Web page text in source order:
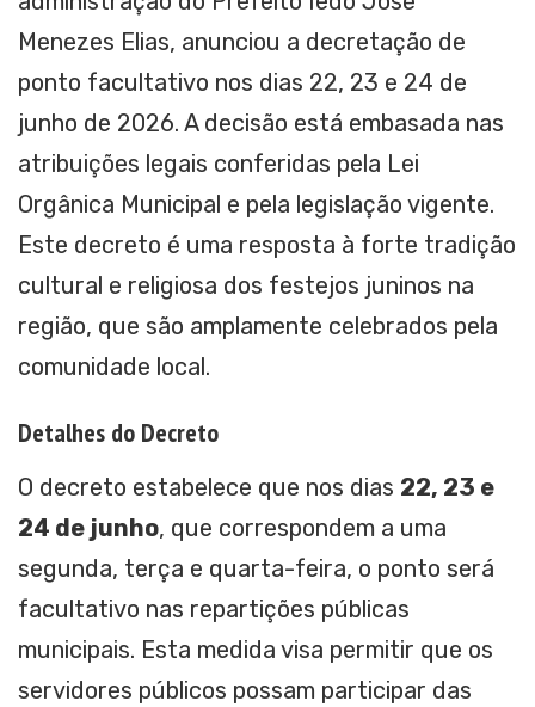
Menezes Elias, anunciou a decretação de
ponto facultativo nos dias 22, 23 e 24 de
junho de 2026. A decisão está embasada nas
atribuições legais conferidas pela Lei
Orgânica Municipal e pela legislação vigente.
Este decreto é uma resposta à forte tradição
cultural e religiosa dos festejos juninos na
região, que são amplamente celebrados pela
comunidade local.
Detalhes do Decreto
O decreto estabelece que nos dias 22, 23 e
24 de junho, que correspondem a uma
segunda, terça e quarta-feira, o ponto será
facultativo nas repartições públicas
municipais. Esta medida visa permitir que os
servidores públicos possam participar das